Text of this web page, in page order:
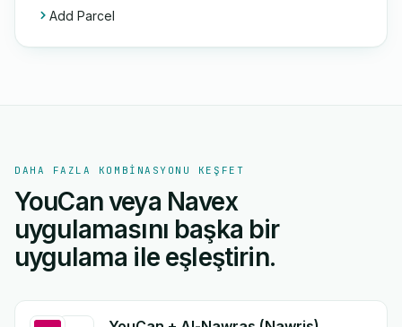
Add Parcel
DAHA FAZLA KOMBINASYONU KEŞFET
YouCan veya Navex
uygulamasını başka bir
uygulama ile eşleştirin.